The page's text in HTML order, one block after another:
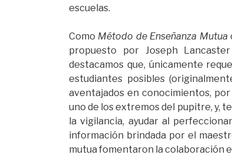
escuelas.
Como Método de Enseñanza Mutua
propuesto por Joseph
destacamos que, únicamente
estudiantes posibles
aventajados en conocimientos,
uno de los extremos del pupitre, y,
la vigilancia, ayudar al
información brindada por el
mutua fomentaron la colaboración